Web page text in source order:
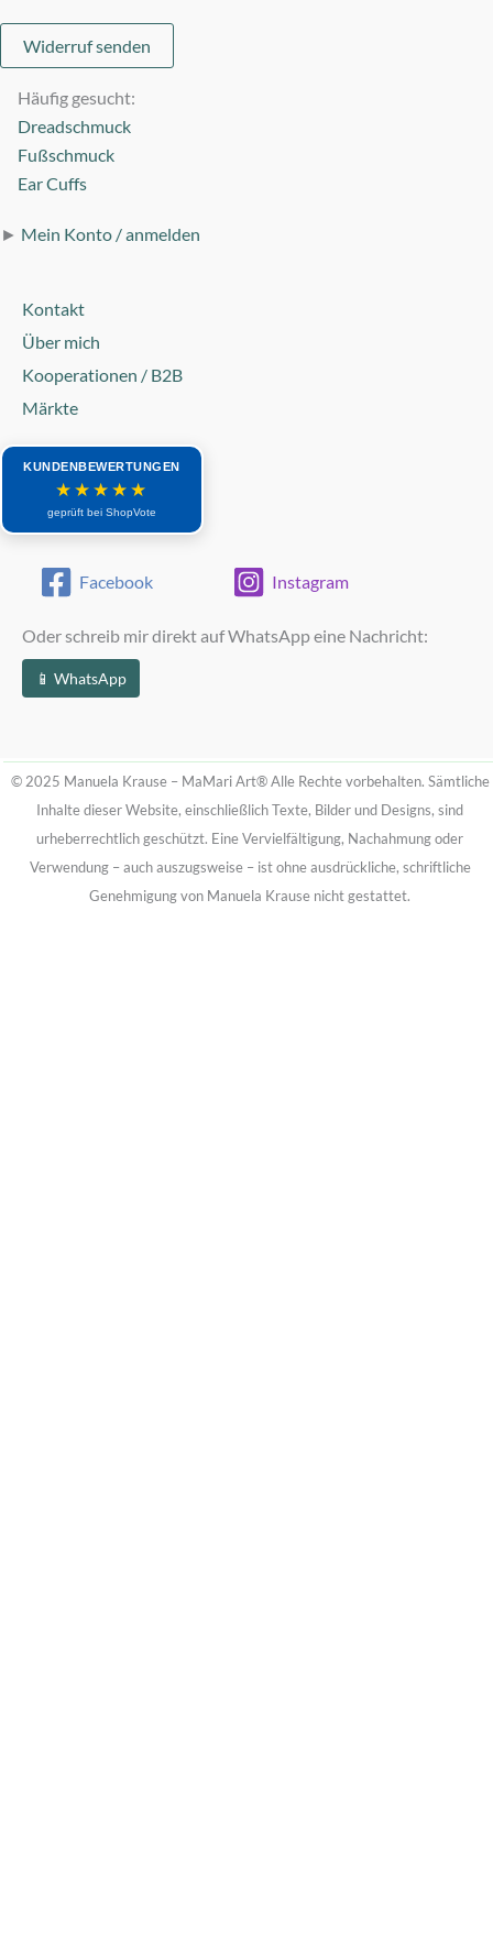
Widerruf senden
Häufig gesucht:
Dreadschmuck
Fußschmuck
Ear Cuffs
► Mein Konto / anmelden
Kontakt
Über mich
Kooperationen / B2B
Märkte
KUNDENBEWERTUNGEN
★★★★★
geprüft bei ShopVote
Facebook Instagram
Oder schreib mir direkt auf WhatsApp eine Nachricht:
📱 WhatsApp
© 2025 Manuela Krause – MaMari Art®Alle Rechte vorbehalten. Sämtliche
Inhalte dieser Website, einschließlich Texte, Bilder und Designs, sind
urheberrechtlich geschützt. Eine Vervielfältigung, Nachahmung oder
Verwendung – auch auszugsweise – ist ohne ausdrückliche, schriftliche
Genehmigung von Manuela Krause nicht gestattet.